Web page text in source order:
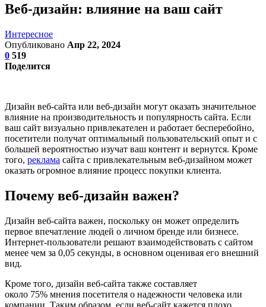
Веб-дизайн: влияние на ваш сайт
Интересное
Опубликовано Апр 22, 2024
0 519
Поделится
Дизайн веб-сайта или веб-дизайн могут оказать значительное
влияние на производительность и популярность сайта. Если
ваш сайт визуально привлекателен и работает бесперебойно,
посетители получат оптимальный пользовательский опыт и с
большей вероятностью изучат ваш контент и вернутся. Кроме
того, реклама сайта с привлекательным веб-дизайном может
оказать огромное влияние процесс покупки клиента.
Почему веб-дизайн важен?
Дизайн веб-сайта важен, поскольку он может определить
первое впечатление людей о личном бренде или бизнесе.
Интернет-пользователи решают взаимодействовать с сайтом
менее чем за 0,05 секунды, в основном оценивая его внешний
вид.
Кроме того, дизайн веб-сайта также составляет
около 75% мнения посетителя о надежности человека или
компании. Таким образом, если веб-сайт кажется плохо